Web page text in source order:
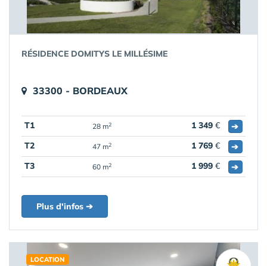
RÉSIDENCE DOMITYS LE MILLÉSIME
33300 - BORDEAUX
T1 28 m2 1 349 €
➔
T2
47 m2 1 769 €
➔
T3
60 m2 1 999 € ➔
Plus d'infos ➔
LOCATION